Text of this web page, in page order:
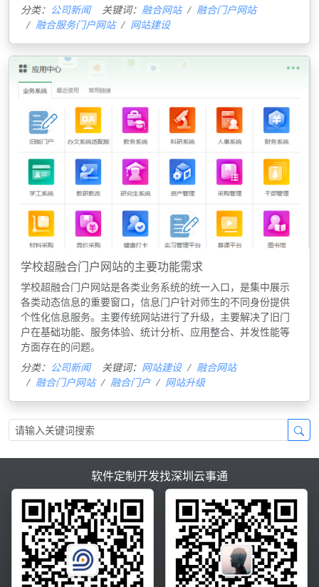
分类： 公司新闻 关键词： 融合网站
融合门户网站
融合服务门户网站
网站建设
学校超融合门户网站的主要功能需求
学校超融合门户网站是各类业务系统的统一入口，是集中展示
各类动态信息的重要窗口，信息门户针对师生的不同身份提供
个性化信息服务。主要传统网站进行了升级，主要解决了旧门
户在基础功能、服务体验、统计分析、应用整合、并发性能等
方面存在的问题。
分类： 公司新闻 关键词： 网站建设
融合网站
融合门户网站
融合门户 网站升级
软件定制开发找深圳云事通